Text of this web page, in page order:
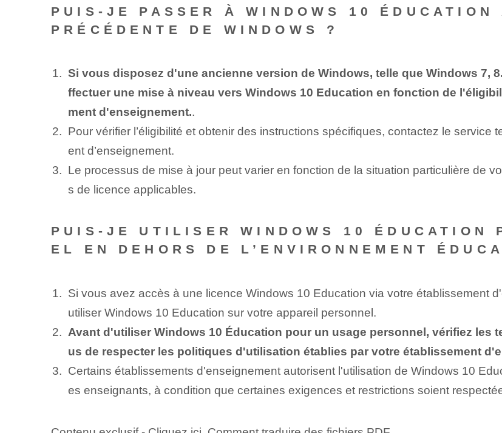
PUIS-JE PASSER À WINDOWS 10 ÉDUCATION
PRÉCÉDENTE DE WINDOWS ?
Si vous disposez d'une ancienne version de Windows, telle que Windows 7,
ffectuer une mise à niveau vers Windows 10 Education en fonction de
ment d'enseignement..
Pour vérifier l’éligibilité et obtenir des instructions spécifiques, contactez le service
ent d’enseignement.
Le processus de mise à jour peut varier en fonction de la situation particulière de
s de licence applicables.
PUIS-JE UTILISER WINDOWS 10 ÉDUCATION
EL EN DEHORS DE L’ENVIRONNEMENT
Si vous avez accès à une licence Windows 10 Education via votre établissement
utiliser Windows 10 Education sur votre appareil personnel.
Avant d'utiliser Windows 10 Éducation pour un usage personnel, vérifiez les
us de respecter les politiques d'utilisation établies par votre établissement
Certains établissements d'enseignement autorisent l'utilisation de Windows 10
es enseignants, à condition que certaines exigences et restrictions soient